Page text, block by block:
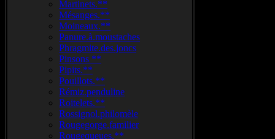
Martinets.**
Mésanges.**
Moineaux.**
Panure.à.moustaches
Phragmite.des.joncs
Pinsons **
Pipits.**
Pouillots.**
Rémiz.penduline
Roitelets.**
Rossignol.philomèle
Rougegorge.familier
Rougequeues.**